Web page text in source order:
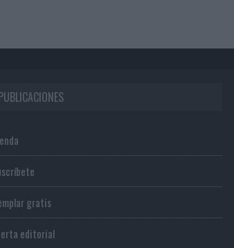
gratis
editorial